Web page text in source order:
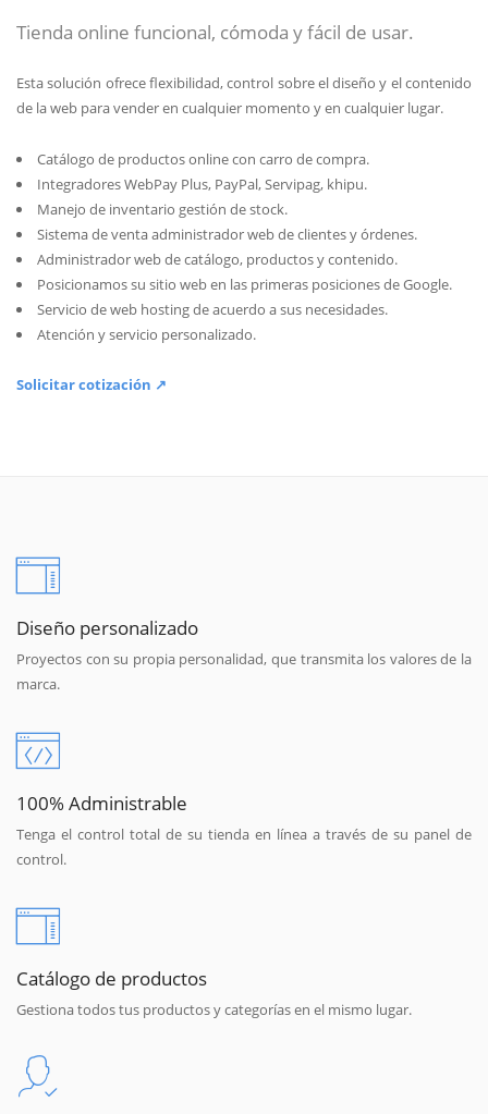
Tienda online funcional, cómoda y fácil de usar.
Esta solución ofrece flexibilidad, control sobre el diseño y el contenido
de la web para vender en cualquier momento y en cualquier lugar.
Catálogo de productos online con carro de compra.
Integradores WebPay Plus, PayPal, Servipag, khipu.
Manejo de inventario gestión de stock.
Sistema de venta administrador web de clientes y órdenes.
Administrador web de catálogo, productos y contenido.
Posicionamos su sitio web en las primeras posiciones de Google.
Servicio de web hosting de acuerdo a sus necesidades.
Atención y servicio personalizado.
Solicitar cotización ↗
Diseño personalizado
Proyectos con su propia personalidad, que transmita los valores de la
marca.
100% Administrable
Tenga el control total de su tienda en línea a través de su panel de
control.
Catálogo de productos
Gestiona todos tus productos y categorías en el mismo lugar.